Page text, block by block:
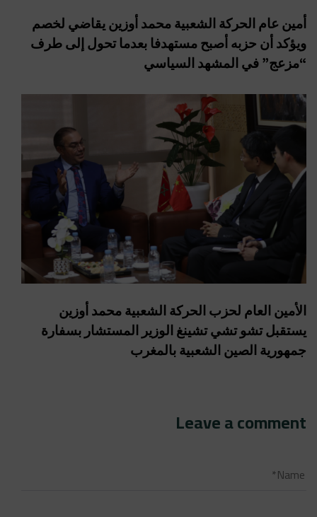
أمين عام الحركة الشعبية محمد أوزين يقاضي لخصم
ويؤكد أن حزبه أصبح مستهدفا بعدما تحول إلى طرف
“مزعج” في المشهد السياسي
الأمين العام لحزب الحركة الشعبية محمد أوزين
يستقبل تشو تشي تشينغ الوزير المستشار بسفارة
جمهورية الصين الشعبية بالمغرب
Leave a comment